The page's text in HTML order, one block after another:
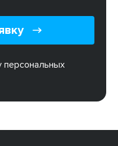
персональных